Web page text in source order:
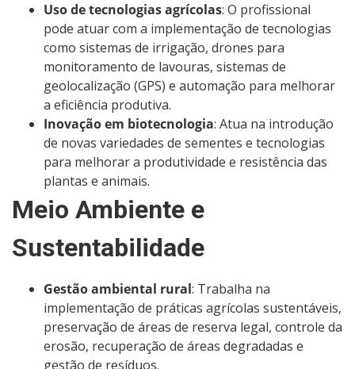
Uso de tecnologias agrícolas: O profissional
pode atuar com a implementação de tecnologias
como sistemas de irrigação, drones para
monitoramento de lavouras, sistemas de
geolocalização (GPS) e automação para melhorar
a eficiência produtiva.
Inovação em biotecnologia: Atua na introdução
de novas variedades de sementes e tecnologias
para melhorar a produtividade e resistência das
plantas e animais.
Meio Ambiente e
Sustentabilidade
Gestão ambiental rural: Trabalha na
implementação de práticas agrícolas sustentáveis,
preservação de áreas de reserva legal, controle da
erosão, recuperação de áreas degradadas e
gestão de resíduos.